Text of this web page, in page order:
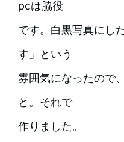
pcは脇役
です。白黒写真にし
す」という
雰囲気になったので
と。それで
作りました。